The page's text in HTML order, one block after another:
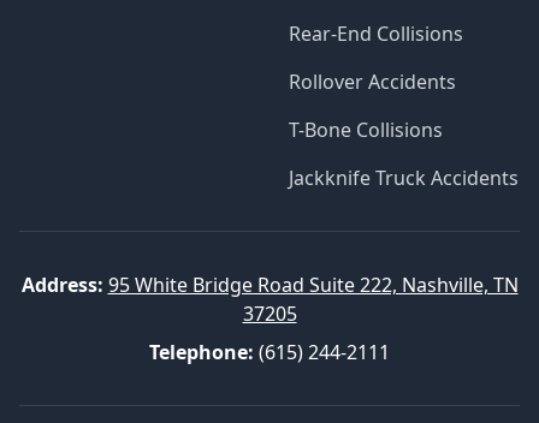
Rear-End Collisions
Rollover Accidents
T-Bone Collisions
Jackknife Truck Accidents
Address: 95 White Bridge Road Suite 222, Nashville, TN
37205
Telephone: (615) 244-2111